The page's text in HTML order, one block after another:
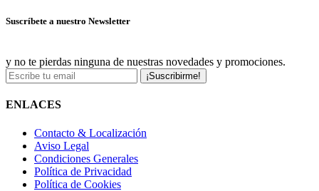
Suscríbete a nuestro Newsletter
y no te pierdas ninguna de nuestras novedades y promociones.
¡Suscribirme!
ENLACES
Contacto & Localización
Aviso Legal
Condiciones Generales
Política de Privacidad
Política de Cookies